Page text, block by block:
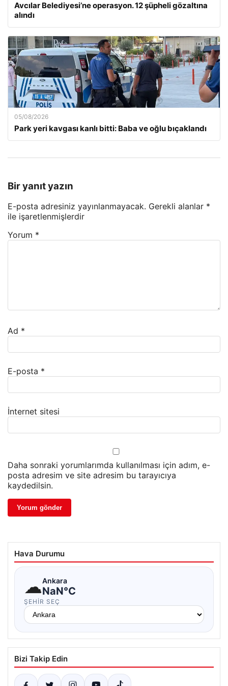
Avcılar Belediyesi’ne operasyon. 12 şüpheli gözaltına
alındı
05/08/2026
Park yeri kavgası kanlı bitti: Baba ve oğlu bıçaklandı
Bir yanıt yazın
E-posta adresiniz yayınlanmayacak. Gerekli alanlar *
ile işaretlenmişlerdir
Yorum *
Ad *
E-posta *
İnternet sitesi
Daha sonraki yorumlarımda kullanılması için adım, e-
posta adresim ve site adresim bu tarayıcıya
kaydedilsin.
Hava Durumu
☁Ankara
NaN°C
ŞEHIR SEÇ
Bizi Takip Edin